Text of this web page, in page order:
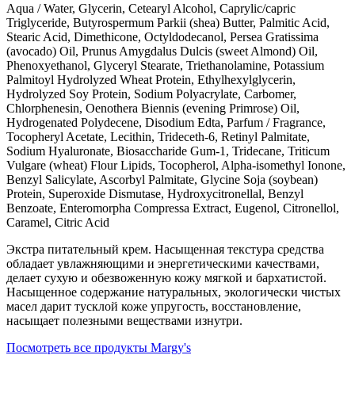
Aqua / Water, Glycerin, Cetearyl Alcohol, Caprylic/capric
Triglyceride, Butyrospermum Parkii (shea) Butter, Palmitic Acid,
Stearic Acid, Dimethicone, Octyldodecanol, Persea Gratissima
(avocado) Oil, Prunus Amygdalus Dulcis (sweet Almond) Oil,
Phenoxyethanol, Glyceryl Stearate, Triethanolamine, Potassium
Palmitoyl Hydrolyzed Wheat Protein, Ethylhexylglycerin,
Hydrolyzed Soy Protein, Sodium Polyacrylate, Carbomer,
Chlorphenesin, Oenothera Biennis (evening Primrose) Oil,
Hydrogenated Polydecene, Disodium Edta, Parfum / Fragrance,
Tocopheryl Acetate, Lecithin, Trideceth-6, Retinyl Palmitate,
Sodium Hyaluronate, Biosaccharide Gum-1, Tridecane, Triticum
Vulgare (wheat) Flour Lipids, Tocopherol, Alpha-isomethyl Ionone,
Benzyl Salicylate, Ascorbyl Palmitate, Glycine Soja (soybean)
Protein, Superoxide Dismutase, Hydroxycitronellal, Benzyl
Benzoate, Enteromorpha Compressa Extract, Eugenol, Citronellol,
Caramel, Citric Acid
Экстра питательный крем. Насыщенная текстура средства
обладает увлажняющими и энергетическими качествами,
делает сухую и обезвоженную кожу мягкой и бархатистой.
Насыщенное содержание натуральных, экологически чистых
масел дарит тусклой коже упругость, восстановление,
насыщает полезными веществами изнутри.
Посмотреть все продукты Margy's